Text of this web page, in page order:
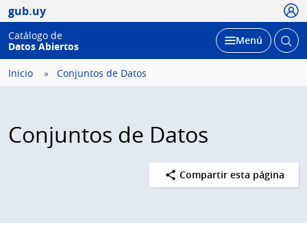
gub.uy
Catálogo de
Datos Abiertos
Desplegar
Menú Abrir
Inicio Conjuntos de Datos
Conjuntos de Datos
Compartir esta página